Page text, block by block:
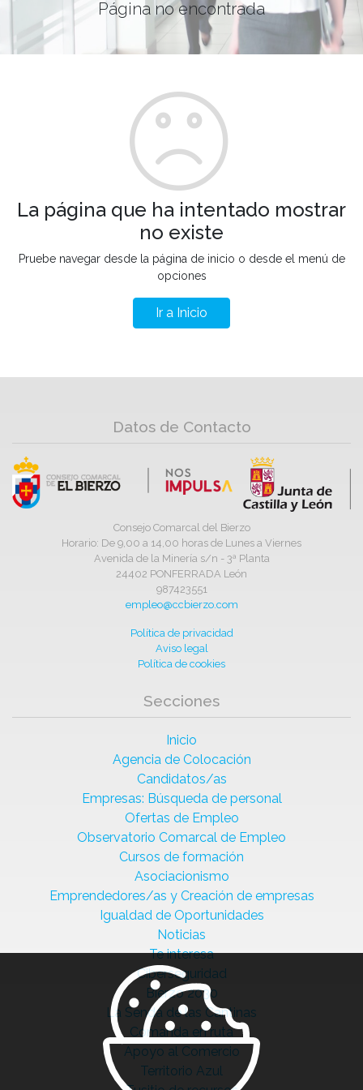
Página no encontrada
La página que ha intentado mostrar
no existe
Pruebe navegar desde la página de inicio o desde el menú de
opciones
Ir a Inicio
Datos de Contacto
Consejo Comarcal del Bierzo
Horario: De 9,00 a 14,00 horas de Lunes a Viernes
Avenida de la Minería s/n - 3ª Planta
24402 PONFERRADA León
987423551
empleo@ccbierzo.com
Política de privacidad
Aviso legal
Política de cookies
Secciones
Inicio
Agencia de Colocación
Candidatos/as
Empresas: Búsqueda de personal
Ofertas de Empleo
Observatorio Comarcal de Empleo
Cursos de formación
Asociacionismo
Emprendedores/as y Creación de empresas
Igualdad de Oportunidades
Noticias
Te interesa
Ciberseguridad
Bierzo 2030
La Senda de las Cantinas
Comanda en ruta
Apoyo al Comercio
Territorio Azul